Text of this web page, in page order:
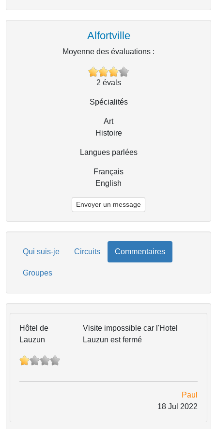
Alfortville
Moyenne des évaluations :
2 évals
Spécialités
Art
Histoire
Langues parlées
Français
English
Envoyer un message
Qui suis-je Circuits Commentaires
Groupes
Hôtel de
Lauzun
Visite impossible car l'Hotel
Lauzun est fermé
Paul
18 Jul 2022